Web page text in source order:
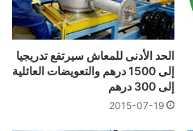
الحد الأدنى للمعاش سيرتفع تدريجيا
إلى 1500 درهم والتعويضات العائلية
إلى 300 درهم
2015-07-19